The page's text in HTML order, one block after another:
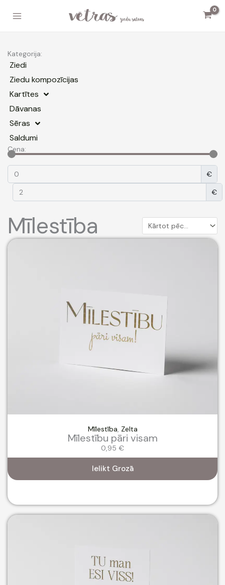
Kategorija:
Ziedi
Ziedu kompozīcijas
Kartītes
Dāvanas
Sēras
Saldumi
Cena:
€
€
Mīlestība
Mīlestība, Zelta
Mīlestību pāri visam
0,95 €
Ielikt Grozā